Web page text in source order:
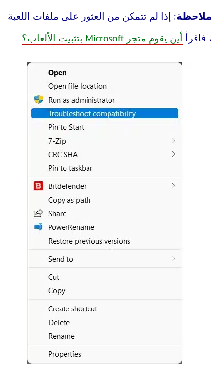
ملاحظة: إذا لم تتمكن من العثور على ملفات اللعبة
، فاقرأ أين يقوم متجر Microsoft بتثبيت الألعاب؟